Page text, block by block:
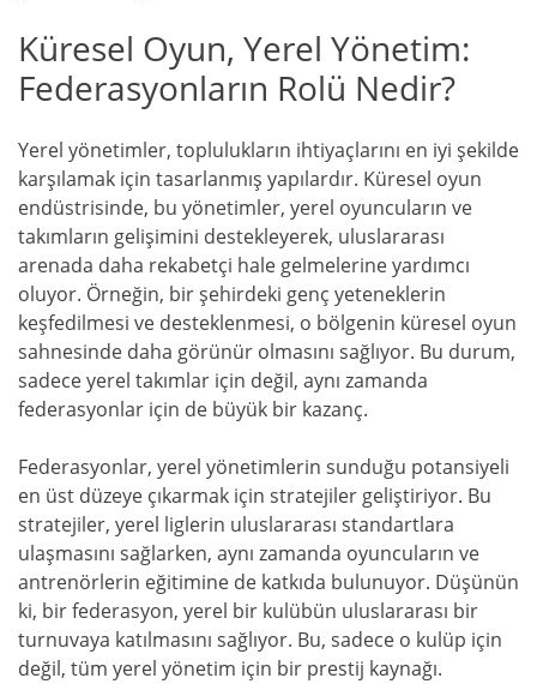
Küresel Oyun, Yerel Yönetim:
Federasyonların Rolü Nedir?
Yerel yönetimler, toplulukların ihtiyaçlarını en iyi şekilde
karşılamak için tasarlanmış yapılardır. Küresel oyun
endüstrisinde, bu yönetimler, yerel oyuncuların ve
takımların gelişimini destekleyerek, uluslararası
arenada daha rekabetçi hale gelmelerine yardımcı
oluyor. Örneğin, bir şehirdeki genç yeteneklerin
keşfedilmesi ve desteklenmesi, o bölgenin küresel oyun
sahnesinde daha görünür olmasını sağlıyor. Bu durum,
sadece yerel takımlar için değil, aynı zamanda
federasyonlar için de büyük bir kazanç.
Federasyonlar, yerel yönetimlerin sunduğu potansiyeli
en üst düzeye çıkarmak için stratejiler geliştiriyor. Bu
stratejiler, yerel liglerin uluslararası standartlara
ulaşmasını sağlarken, aynı zamanda oyuncuların ve
antrenörlerin eğitimine de katkıda bulunuyor. Düşünün
ki, bir federasyon, yerel bir kulübün uluslararası bir
turnuvaya katılmasını sağlıyor. Bu, sadece o kulüp için
değil, tüm yerel yönetim için bir prestij kaynağı.